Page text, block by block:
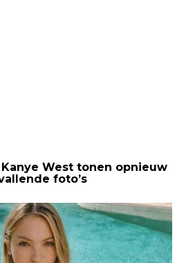
West tonen opnieuw
foto’s